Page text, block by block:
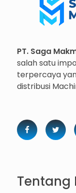
PT. Saga
salah satu
terpercaya
distribusi
Tentang